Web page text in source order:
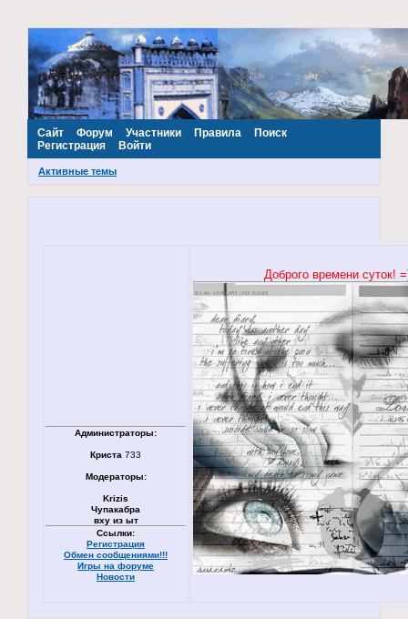
~Наш МИР~
Сайт Форум Участники Правила
Поиск
Регистрация
Войти
Активные темы
Администраторы:
Криста 733
Модераторы:
Krizis
Чупакабра
вху из ыт
Ссылки:
Регистрация
Обмен сообщениями!!!
Игры на форуме
Новости
Доброго времени суток!